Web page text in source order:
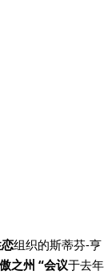
组织的斯蒂芬-亨
之州 “会议于去年